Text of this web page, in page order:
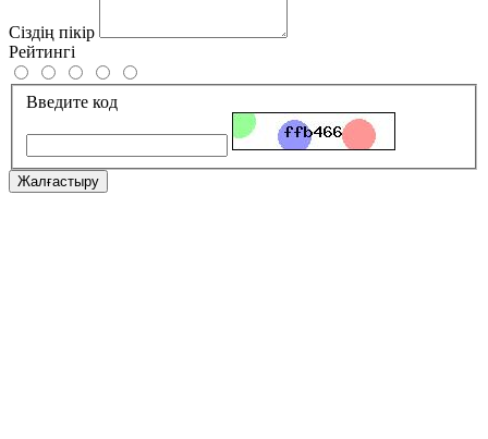
Сіздің пікір
Рейтингі
Введите код
Жалғастыру